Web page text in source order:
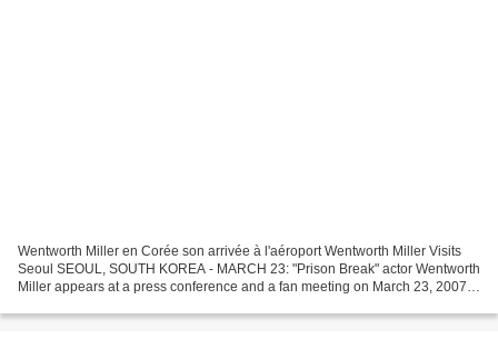
Wentworth Miller en Corée son arrivée à l'aéroport Wentworth Miller Visits
Seoul SEOUL, SOUTH KOREA - MARCH 23: "Prison Break" actor Wentworth
Miller appears at a press conference and a fan meeting on March 23, 2007